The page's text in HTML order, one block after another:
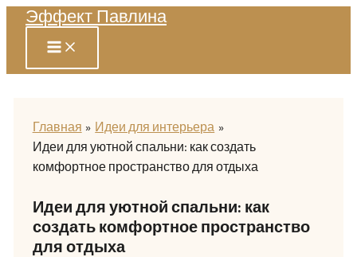
Перейти
содержимому
Эффект Павлина
Главная
Идеи для интерьера
Идеи для уютной спальни: как создать
комфортное пространство для отдыха
Идеи для уютной спальни: как
создать комфортное пространство
для отдыха